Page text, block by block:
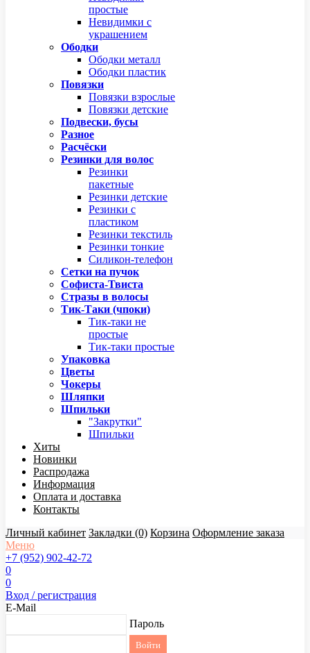
простые
Невидимки с
украшением
Ободки
Ободки металл
Ободки пластик
Повязки
Повязки взрослые
Повязки детские
Подвески, бусы
Разное
Расчёски
Резинки для волос
Резинки
пакетные
Резинки детские
Резинки с
пластиком
Резинки текстиль
Резинки тонкие
Силикон-телефон
Сетки на пучок
Софиста-Твиста
Стразы в волосы
Тик-Таки (чпоки)
Тик-таки не
простые
Тик-таки простые
Упаковка
Цветы
Чокеры
Шляпки
Шпильки
"Закрутки"
Шпильки
Хиты
Новинки
Распродажа
Информация
Оплата и доставка
Контакты
Личный кабинет Закладки (0) Корзина Оформление заказа
Меню
+7 (952) 902-42-72
0
0
Вход / регистрация
E-Mail
Пароль